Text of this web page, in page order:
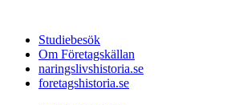
Studiebesök
Om Företagskällan
naringslivshistoria.se
foretagshistoria.se